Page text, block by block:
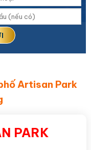
Artisan Park
PARK